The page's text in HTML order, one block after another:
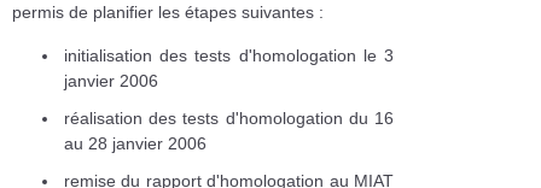
permis de planifier les étapes suivantes :
initialisation des tests d'homologation le 3
janvier 2006
réalisation des tests d'homologation du 16
au 28 janvier 2006
remise du rapport d'homologation au MIAT